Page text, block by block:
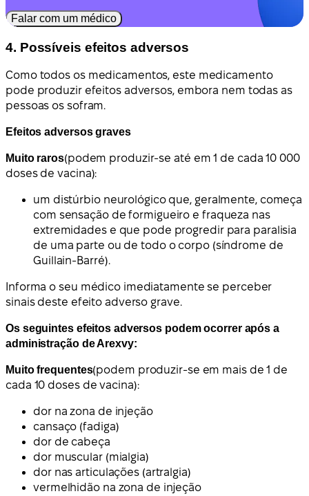
Falar com um médico
4. Possíveis efeitos adversos
Como todos os medicamentos, este medicamento
pode produzir efeitos adversos, embora nem todas as
pessoas os sofram.
Efeitos adversos graves
Muito raros(podem produzir-se até em 1 de cada 10 000
doses de vacina):
um distúrbio neurológico que, geralmente, começa
com sensação de formigueiro e fraqueza nas
extremidades e que pode progredir para paralisia
de uma parte ou de todo o corpo (síndrome de
Guillain-Barré).
Informa o seu médico imediatamente se perceber
sinais deste efeito adverso grave.
Os seguintes efeitos adversos podem ocorrer após a
administração de Arexvy:
Muito frequentes(podem produzir-se em mais de 1 de
cada 10 doses de vacina):
dor na zona de injeção
cansaço (fadiga)
dor de cabeça
dor muscular (mialgia)
dor nas articulações (artralgia)
vermelhidão na zona de injeção